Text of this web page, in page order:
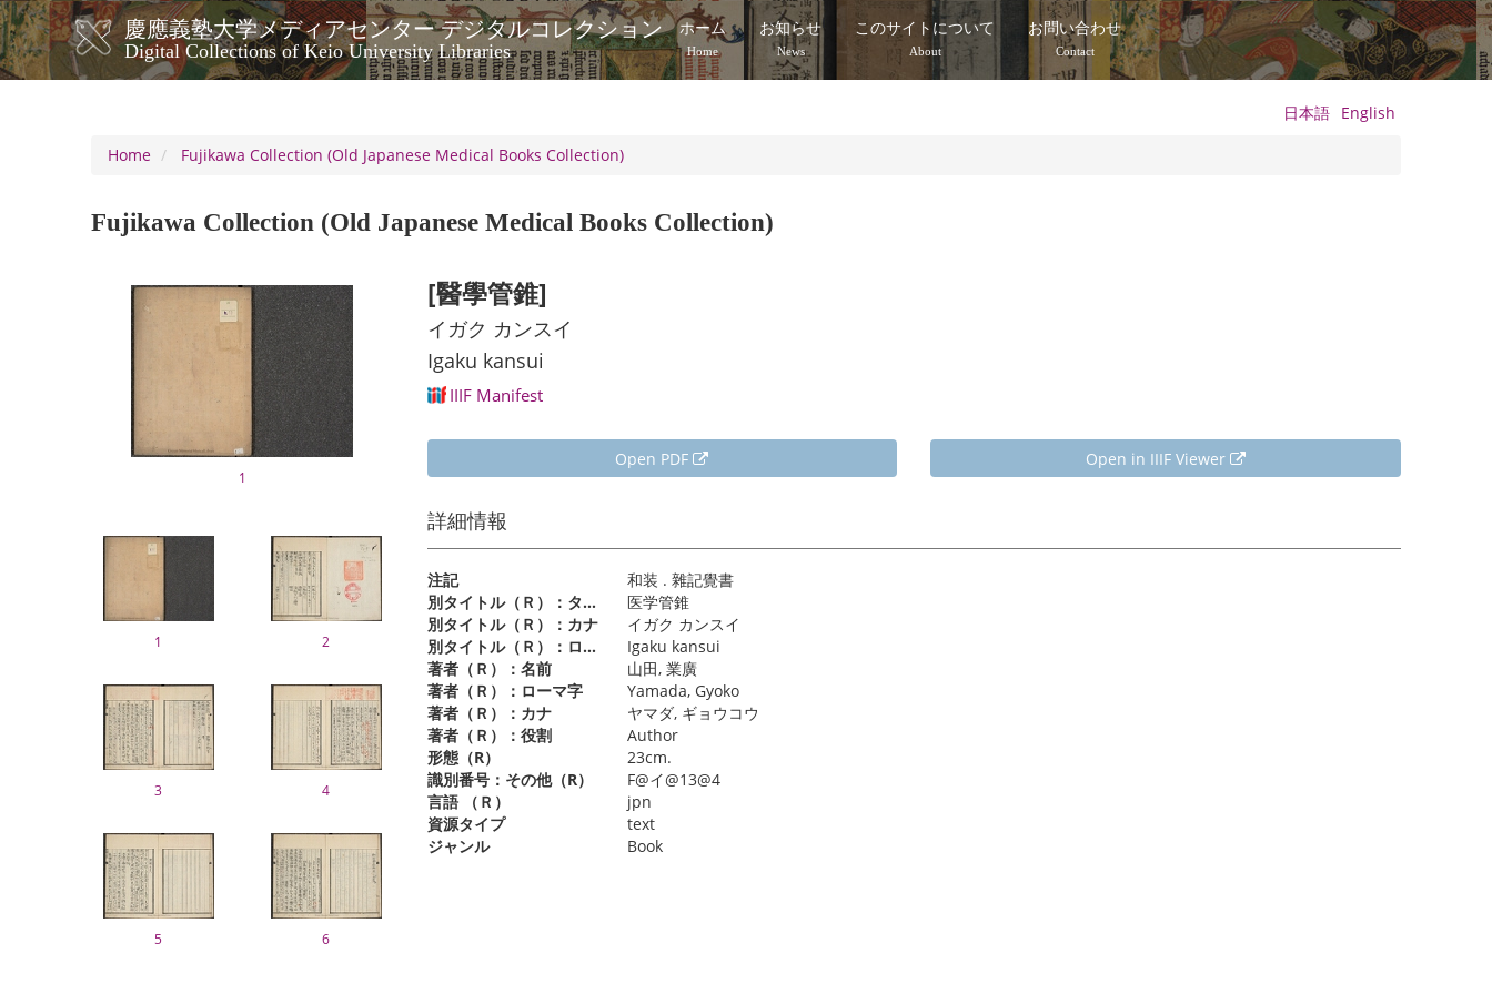
Skip
to
main
content
慶應義塾大学メディアセンター デジタルコレクション
Digital Collections of Keio University Libraries
メ
イ
ビ
シ
ホーム
Home
お知らせ
News
このサイトについて
About
お問い合わせ
Contact
日本語 English
Home
Fujikawa Collection (Old Japanese Medical Books Collection)
Fujikawa Collection (Old Japanese Medical Books Collection)
1
1 2
3 4
5 6
[醫學管錐]
イガク カンスイ
Igaku kansui
IIIF Manifest
Open PDF Open in IIIF Viewer
詳細情報
注記
和装 . 雜記覺書
別タイトル（Ｒ）：タイトル
医学管錐
別タイトル（Ｒ）：カナ
イガク カンスイ
別タイトル（Ｒ）：ローマ字
Igaku kansui
著者（Ｒ）：名前
山田, 業廣
著者（Ｒ）：ローマ字
Yamada, Gyoko
著者（Ｒ）：カナ
ヤマダ, ギョウコウ
著者（Ｒ）：役割
Author
形態（R）
23cm.
識別番号：その他（R）
F@イ@13@4
言語 （Ｒ）
jpn
資源タイプ
text
ジャンル
Book